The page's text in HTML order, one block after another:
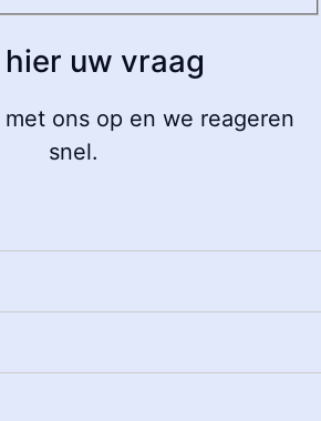
uw vraag
ons op en we reageren
snel.